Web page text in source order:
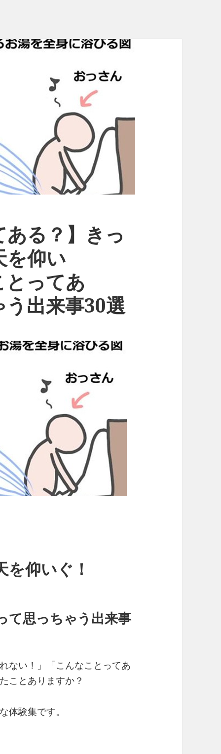
る？】きっ
を仰い
とってあ
出来事30選
仰いぐ！
て思っちゃう出来事
ない！」「こんなことってあ
ことありますか？
体験集です。